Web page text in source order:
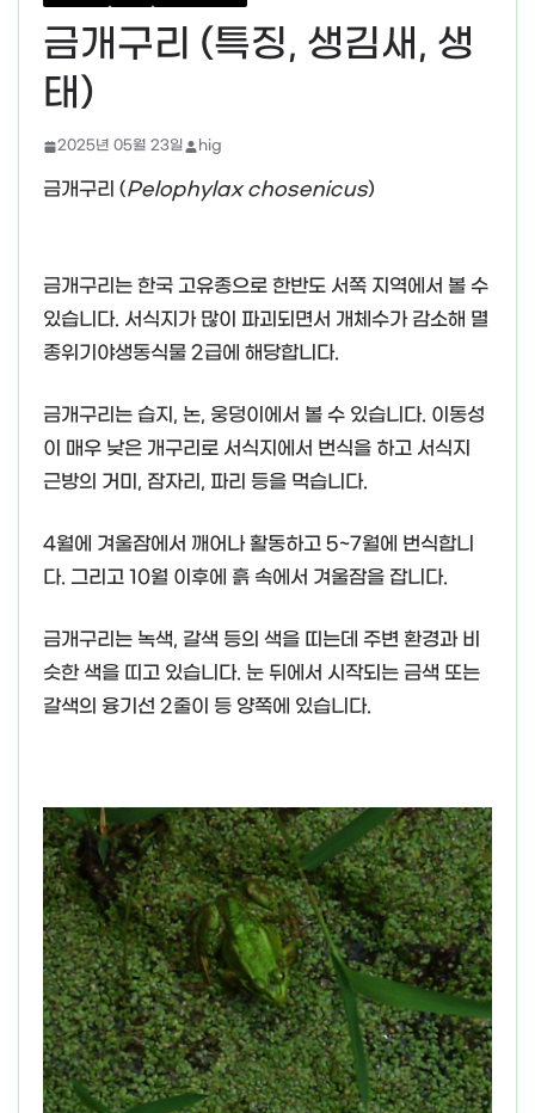
금개구리 (특징, 생김새, 생
태)
2025년 05월 23일 hig
금개구리 (Pelophylax chosenicus)
금개구리는 한국 고유종으로 한반도 서쪽 지역에서 볼 수
있습니다. 서식지가 많이 파괴되면서 개체수가 감소해 멸
종위기야생동식물 2급에 해당합니다.
금개구리는 습지, 논, 웅덩이에서 볼 수 있습니다. 이동성
이 매우 낮은 개구리로 서식지에서 번식을 하고 서식지
근방의 거미, 잠자리, 파리 등을 먹습니다.
4월에 겨울잠에서 깨어나 활동하고 5~7월에 번식합니
다. 그리고 10월 이후에 흙 속에서 겨울잠을 잡니다.
금개구리는 녹색, 갈색 등의 색을 띠는데 주변 환경과 비
슷한 색을 띠고 있습니다. 눈 뒤에서 시작되는 금색 또는
갈색의 융기선 2줄이 등 양쪽에 있습니다.